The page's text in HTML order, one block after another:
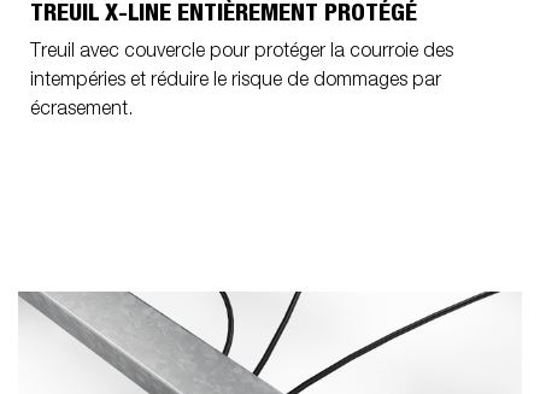
TREUIL X-LINE ENTIÈREMENT PROTÉGÉ
Treuil avec couvercle pour protéger la courroie des
intempéries et réduire le risque de dommages par
écrasement.